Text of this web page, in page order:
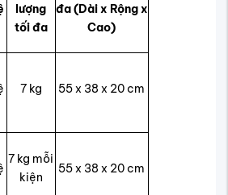
lượng
tối đa
đa (Dài x Rộng x
Cao)
7 kg 55 x 38 x 20 cm
7 kg mỗi
kiện
55 x 38 x 20 cm